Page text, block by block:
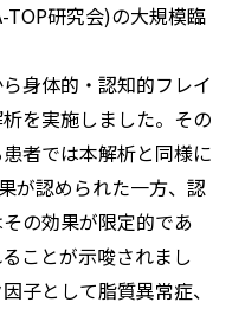
TOP研究会)の大規模臨
身体的・認知的フレイ
を実施しました。その
者では本解析と同様に
が認められた一方、認
の効果が限定的であ
ことが示唆されまし
子として脂質異常症、